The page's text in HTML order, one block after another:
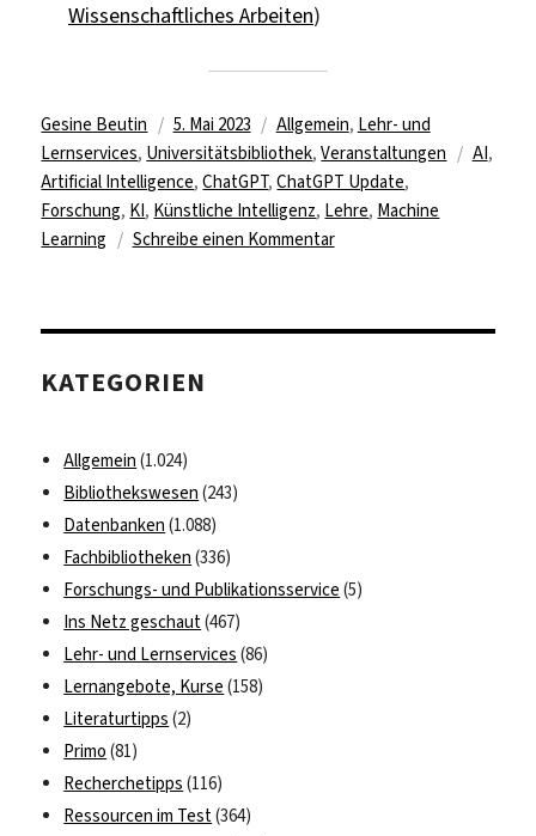
Wissenschaftliches Arbeiten)
Autor
Gesine Beutin
Veröffentlicht
am
5. Mai 2023 Kategorien
Allgemein, Lehr- und
Lernservices, Universitätsbibliothek,Veranstaltungen AI,
Artificial Intelligence,ChatGPT,ChatGPT Update,
Forschung, KI, Künstliche Intelligenz, Lehre, Machine
Learning
Schreibe einen Kommentarzu
ChatGPT
KATEGORIEN
Allgemein (1.024)
Bibliothekswesen (243)
Datenbanken (1.088)
Fachbibliotheken (336)
Forschungs- und Publikationsservice (5)
Ins Netz geschaut(467)
Lehr- und Lernservices (86)
Lernangebote, Kurse (158)
Literaturtipps (2)
Primo (81)
Recherchetipps (116)
Ressourcen im Test(364)